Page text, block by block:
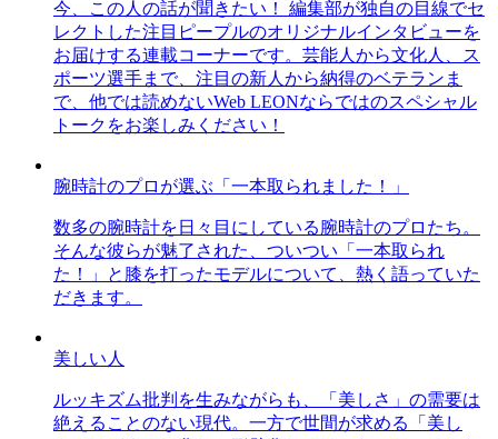
今、この人の話が聞きたい！ 編集部が独自の目線でセ
レクトした注目ピープルのオリジナルインタビューを
お届けする連載コーナーです。芸能人から文化人、ス
ポーツ選手まで、注目の新人から納得のベテランま
で、他では読めないWeb LEONならではのスペシャル
トークをお楽しみください！
腕時計のプロが選ぶ「一本取られました！」
数多の腕時計を日々目にしている腕時計のプロたち。
そんな彼らが魅了された、ついつい「一本取られ
た！」と膝を打ったモデルについて、熱く語っていた
だきます。
美しい人
ルッキズム批判を生みながらも、「美しさ」の需要は
絶えることのない現代。一方で世間が求める「美し